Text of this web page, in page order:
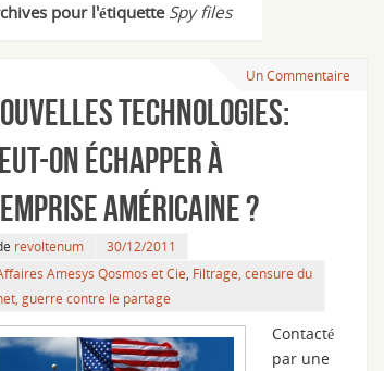
pour l'étiquetteSpy files
Un Commentaire
technologies:
on échapper à
américaine ?
revoltenum
30/12/2011
Amesys Qosmos et Cie Filtrage, censure du
guerre contre le partage
Contacté
par une